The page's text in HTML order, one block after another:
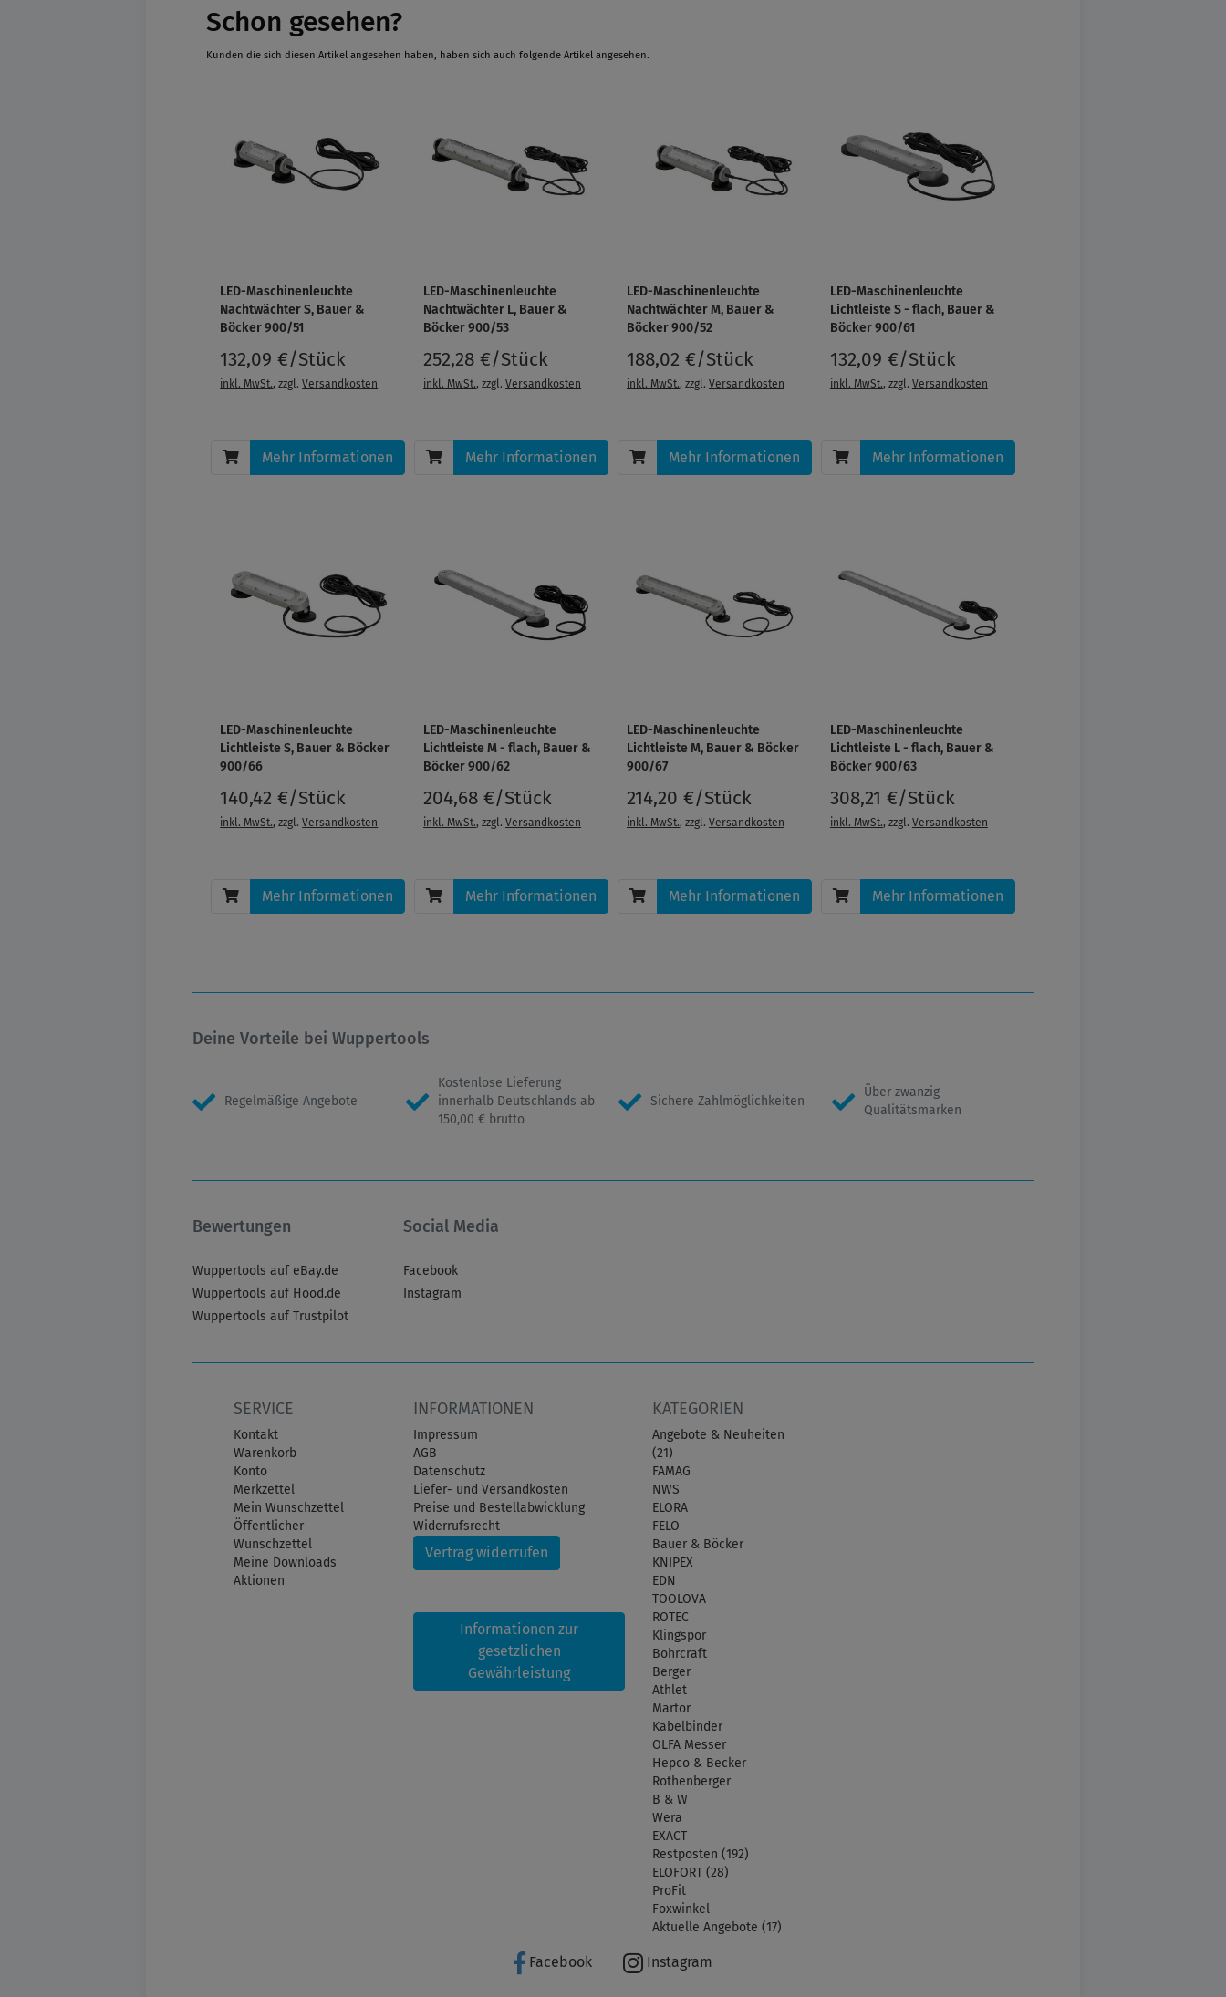
Schon gesehen?
Kunden die sich diesen Artikel angesehen haben, haben sich auch folgende Artikel angesehen.
LED-Maschinenleuchte
Nachtwächter S, Bauer &
Böcker 900/51
132,09 €/Stück
inkl. MwSt., zzgl.Versandkosten
Mehr Informationen
LED-Maschinenleuchte
Nachtwächter L, Bauer &
Böcker 900/53
252,28 €/Stück
inkl. MwSt., zzgl.Versandkosten
Mehr Informationen
LED-Maschinenleuchte
Nachtwächter M, Bauer &
Böcker 900/52
188,02 €/Stück
inkl. MwSt., zzgl. Versandkosten
Mehr Informationen
LED-Maschinenleuchte
Lichtleiste S - flach, Bauer &
Böcker 900/61
132,09 €/Stück
inkl. MwSt., zzgl. Versandkosten
Mehr Informationen
LED-Maschinenleuchte
Lichtleiste S, Bauer & Böcker
900/66
140,42 €/Stück
inkl. MwSt., zzgl.Versandkosten
Mehr Informationen
LED-Maschinenleuchte
Lichtleiste M - flach, Bauer &
Böcker 900/62
204,68 €/Stück
inkl. MwSt., zzgl.Versandkosten
Mehr Informationen
LED-Maschinenleuchte
Lichtleiste M, Bauer & Böcker
900/67
214,20 €/Stück
inkl. MwSt., zzgl. Versandkosten
Mehr Informationen
LED-Maschinenleuchte
Lichtleiste L - flach, Bauer &
Böcker 900/63
308,21 €/Stück
inkl. MwSt., zzgl. Versandkosten
Mehr Informationen
Deine Vorteile bei Wuppertools
Regelmäßige Angebote
Kostenlose Lieferung
innerhalb Deutschlands ab
150,00 € brutto
Sichere Zahlmöglichkeiten
Über zwanzig
Qualitätsmarken
Bewertungen
Wuppertools auf eBay.de
Wuppertools auf Hood.de
Wuppertools auf Trustpilot
Social Media
Facebook
Instagram
SERVICE
Kontakt
Warenkorb
Konto
Merkzettel
Mein Wunschzettel
Öffentlicher
Wunschzettel
Meine Downloads
Aktionen
INFORMATIONEN
Impressum
AGB
Datenschutz
Liefer- und Versandkosten
Preise und Bestellabwicklung
Widerrufsrecht
Vertrag widerrufen
Informationen zur
gesetzlichen
Gewährleistung
KATEGORIEN
Angebote & Neuheiten
(21)
FAMAG
NWS
ELORA
FELO
Bauer & Böcker
KNIPEX
EDN
TOOLOVA
ROTEC
Klingspor
Bohrcraft
Berger
Athlet
Martor
Kabelbinder
OLFA Messer
Hepco & Becker
Rothenberger
B & W
Wera
EXACT
Restposten (192)
ELOFORT (28)
ProFit
Foxwinkel
Aktuelle Angebote (17)
Facebook Instagram